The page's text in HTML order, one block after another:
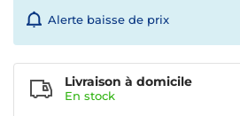
Alerte baisse de prix
Livraison à domicile
En stock